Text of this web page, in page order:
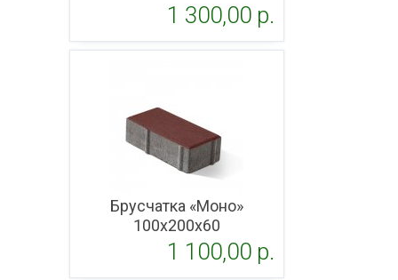
Подробнее
1 300,00 p.
Брусчатка «Моно»
100x200х60
1 100,00 p.